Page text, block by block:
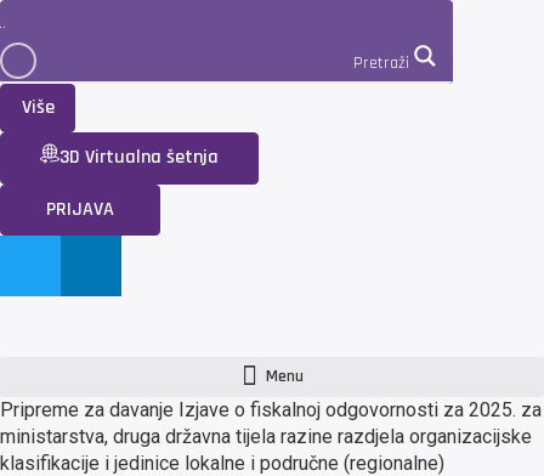
Pretraži
Više
3D Virtualna šetnja
PRIJAVA
Menu
Pripreme za davanje Izjave o fiskalnoj odgovornosti za 2025. za
ministarstva, druga državna tijela razine razdjela organizacijske
klasifikacije i jedinice lokalne i područne (regionalne)